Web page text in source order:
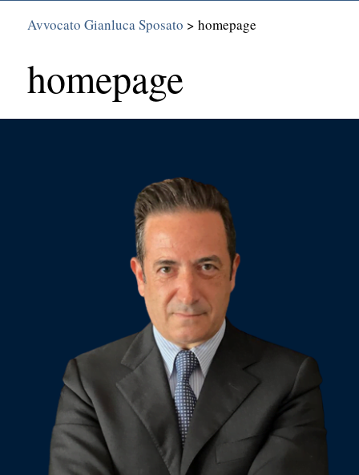
for:
Avvocato Gianluca Sposato > homepage
homepage